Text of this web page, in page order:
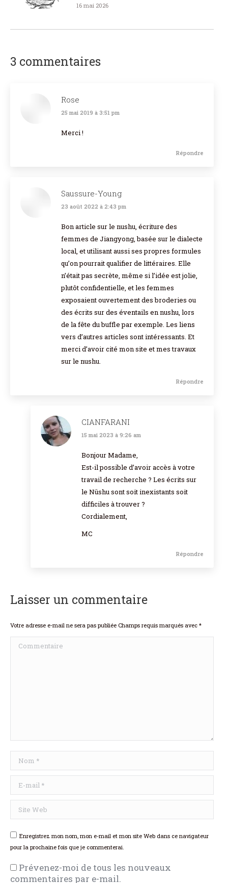
16 mai 2026
3 commentaires
Rose
dit
:
25 mai 2019 à 3:51 pm
Merci !
Répondre
Saussure-Young
dit
:
23 août 2022 à 2:43 pm
Bon article sur le nushu, écriture des
femmes de Jiangyong, basée sur le dialecte
local, et utilisant aussi ses propres formules
qu’on pourrait qualifier de littéraires. Elle
n’était pas secrète, même si l’idée est jolie,
plutôt confidentielle, et les femmes
exposaient ouvertement des broderies ou
des écrits sur des éventails en nushu, lors
de la fête du buffle par exemple. Les liens
vers d’autres articles sont intéressants. Et
merci d’avoir cité mon site et mes travaux
sur le nushu.
Répondre
CIANFARANI
dit
:
15 mai 2023 à 9:26 am
Bonjour Madame,
Est-il possible d’avoir accès à votre
travail de recherche ? Les écrits sur
le Nüshu sont soit inexistants soit
difficiles à trouver ?
Cordialement,
MC
Répondre
Laisser un commentaire
Votre adresse e-mail ne sera pas publiée Champs requis marqués avec *
Commentaire
Nom *
E-mail *
Site Web
Enregistrez mon nom, mon e-mail et mon site Web dans ce navigateur
pour la prochaine fois que je commenterai.
Prévenez-moi de tous les nouveaux
commentaires par e-mail.